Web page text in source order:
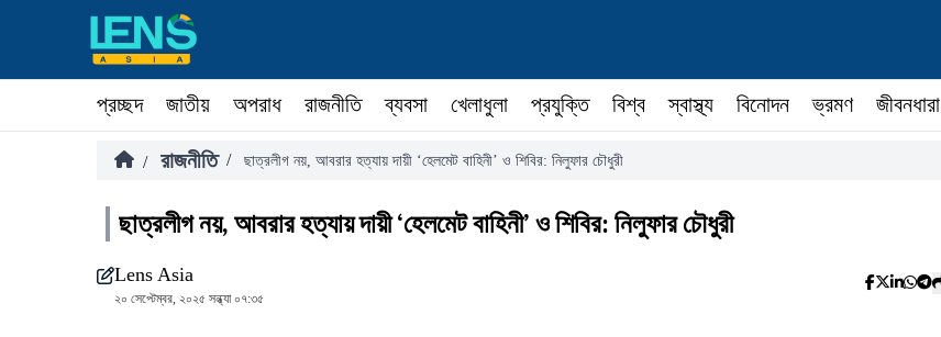
প্রচ্ছদ জাতীয় অপরাধ রাজনীতি ব্যবসা খেলাধুলা প্রযুক্তি বিশ্ব স্বাস্থ্য বিনোদন ভ্রমণ জীবনধারা
/ রাজনীতি / ছাত্রলীগ নয়, আবরার হত্যায় দায়ী ‘হেলমেট বাহিনী’ ও শিবির: নিলুফার চৌধুরী
ছাত্রলীগ নয়, আবরার হত্যায় দায়ী ‘হেলমেট বাহিনী’ ও শিবির: নিলুফার চৌধুরী
Lens Asia
২০ সেপ্টেম্বর, ২০২৫ সন্ধ্যা ০৭:৩৫